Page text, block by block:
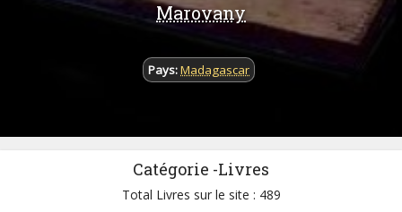
Marovany
Pays:Madagascar
Catégorie -Livres
Total Livres sur le site : 489